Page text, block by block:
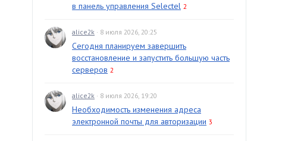
в панель управления Selectel 2
alice2k · 8 июля 2026, 20:25
Сегодня планируем завершить
восстановление и запустить большую часть
серверов 2
alice2k · 8 июля 2026, 19:20
Необходимость изменения адреса
электронной почты для авторизации 3